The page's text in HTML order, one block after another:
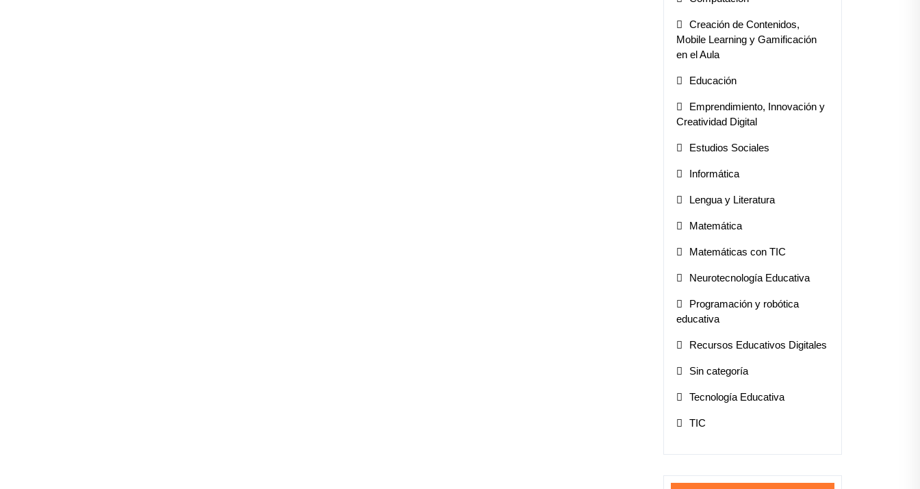
Creación de Contenidos,
Mobile Learning y Gamificación
en el Aula
Educación
Emprendimiento, Innovación y
Creatividad Digital
Estudios Sociales
Informática
Lengua y Literatura
Matemática
Matemáticas con TIC
Neurotecnología Educativa
Programación y robótica
educativa
Recursos Educativos Digitales
Sin categoría
Tecnología Educativa
TIC